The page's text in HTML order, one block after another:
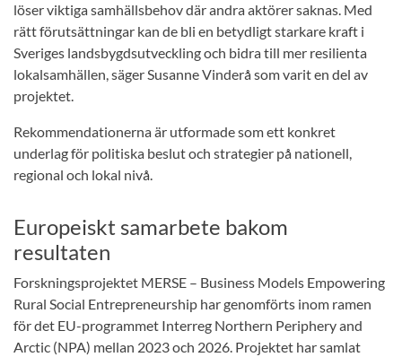
löser viktiga samhällsbehov där andra aktörer saknas. Med
rätt förutsättningar kan de bli en betydligt starkare kraft i
Sveriges landsbygdsutveckling och bidra till mer resilienta
lokalsamhällen, säger Susanne Vinderå som varit en del av
projektet.
Rekommendationerna är utformade som ett konkret
underlag för politiska beslut och strategier på nationell,
regional och lokal nivå.
Europeiskt samarbete bakom
resultaten
Forskningsprojektet MERSE – Business Models Empowering
Rural Social Entrepreneurship har genomförts inom ramen
för det EU-programmet Interreg Northern Periphery and
Arctic (NPA) mellan 2023 och 2026. Projektet har samlat